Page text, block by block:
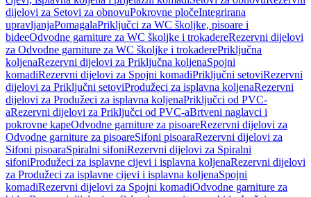
dijelovi za Setovi za obnovuPokrovne pločeIntegrirana
upravljanjaPomagalaPriključci za WC školjke, pisoare i
bideeOdvodne garniture za WC školjke i trokadereRezervni dijelovi
za Odvodne garniture za WC školjke i trokaderePriključna
koljenaRezervni dijelovi za Priključna koljenaSpojni
komadiRezervni dijelovi za Spojni komadiPriključni setoviRezervni
dijelovi za Priključni setoviProdužeci za isplavna koljenaRezervni
dijelovi za Produžeci za isplavna koljenaPriključci od PVC-
aRezervni dijelovi za Priključci od PVC-aBrtveni naglavci i
pokrovne kapeOdvodne garniture za pisoareRezervni dijelovi za
Odvodne garniture za pisoareSifoni pisoaraRezervni dijelovi za
Sifoni pisoaraSpiralni sifoniRezervni dijelovi za Spiralni
sifoniProdužeci za isplavne cijevi i isplavna koljenaRezervni dijelovi
za Produžeci za isplavne cijevi i isplavna koljenaSpojni
komadiRezervni dijelovi za Spojni komadiOdvodne garniture za